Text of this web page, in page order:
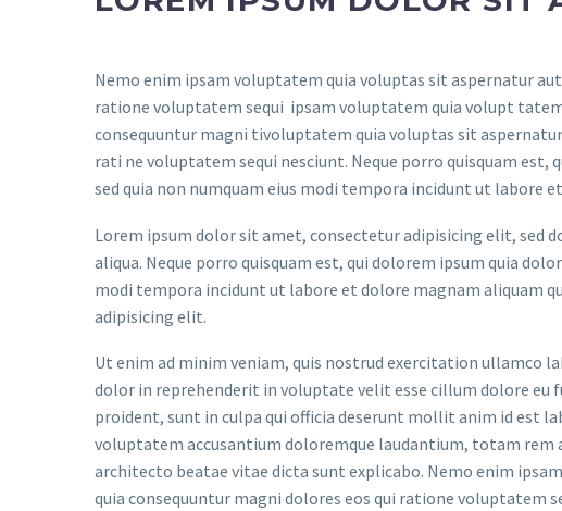
Nemo enim ipsam voluptatem quia voluptas sit aspernatur
ratione voluptatem sequi ipsam voluptatem quia volupt
consequuntur magni tivoluptatem quia voluptas sit
rati ne voluptatem sequi nesciunt. Neque porro quisquam
sed quia non numquam eius modi tempora incidunt ut labore
Lorem ipsum dolor sit amet, consectetur adipisicing elit, sed
aliqua. Neque porro quisquam est, qui dolorem ipsum quia
modi tempora incidunt ut labore et dolore magnam aliquam
adipisicing elit.
Ut enim ad minim veniam, quis nostrud exercitation ullamco
dolor in reprehenderit in voluptate velit esse cillum dolore eu
proident, sunt in culpa qui officia deserunt mollit anim id est
voluptatem accusantium doloremque laudantium, totam rem
architecto beatae vitae dicta sunt explicabo. Nemo enim
quia consequuntur magni dolores eos qui ratione voluptatem